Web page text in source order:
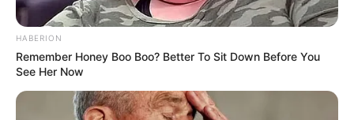
HABERION
Remember Honey Boo Boo? Better To Sit Down Before You
See Her Now